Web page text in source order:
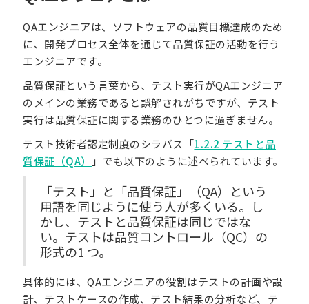
QAエンジニアは、ソフトウェアの品質目標達成のため
に、開発プロセス全体を通じて品質保証の活動を行う
エンジニアです。
品質保証という言葉から、テスト実行がQAエンジニア
のメインの業務であると誤解されがちですが、テスト
実行は品質保証に関する業務のひとつに過ぎません。
テスト技術者認定制度のシラバス「1.2.2 テストと品
質保証（QA）
」でも以下のように述べられています。
「テスト」と「品質保証」（QA）という
用語を同じように使う人が多くいる。し
かし、テストと品質保証は同じではな
い。テストは品質コントロール（QC）の
形式の1 つ。
具体的には、QAエンジニアの役割はテストの計画や設
計、テストケースの作成、テスト結果の分析など、テ